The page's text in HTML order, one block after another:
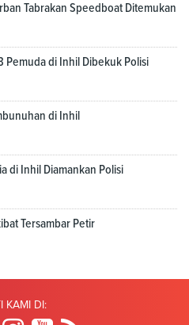
Tabrakan Speedboat Ditemukan
Pemuda di Inhil Dibekuk Polisi
di Inhil
di Inhil Diamankan Polisi
Tersambar Petir
KAMI DI: